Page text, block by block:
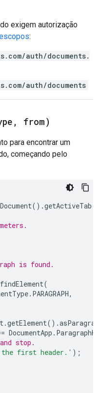
exigem autorização
:
auth/documents.
auth/documents
, from)
para encontrar um
começando pelo
().getActiveTab
is found.
findElement(
. PARAGRAPH,
.getElement().
DocumentApp .
stop.
first header.' );